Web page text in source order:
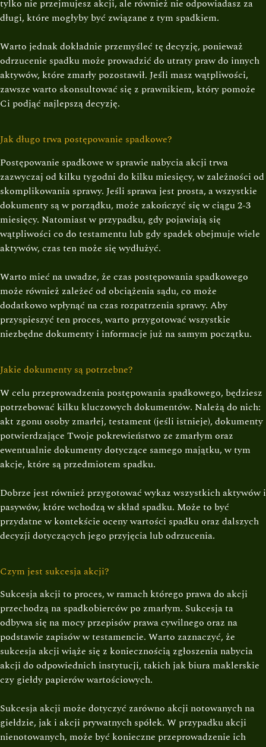
tylko nie przejmujesz akcji, ale również nie odpowiadasz za
długi, które mogłyby być związane z tym spadkiem.
Warto jednak dokładnie przemyśleć tę decyzję, ponieważ
odrzucenie spadku może prowadzić do utraty praw do innych
aktywów, które zmarły pozostawił. Jeśli masz wątpliwości,
zawsze warto skonsultować się z prawnikiem, który pomoże
Ci podjąć najlepszą decyzję.
Jak długo trwa postępowanie spadkowe?
Postępowanie spadkowe w sprawie nabycia akcji trwa
zazwyczaj od kilku tygodni do kilku miesięcy, w zależności od
skomplikowania sprawy. Jeśli sprawa jest prosta, a wszystkie
dokumenty są w porządku, może zakończyć się w ciągu 2-3
miesięcy. Natomiast w przypadku, gdy pojawiają się
wątpliwości co do testamentu lub gdy spadek obejmuje wiele
aktywów, czas ten może się wydłużyć.
Warto mieć na uwadze, że czas postępowania spadkowego
może również zależeć od obciążenia sądu, co może
dodatkowo wpłynąć na czas rozpatrzenia sprawy. Aby
przyspieszyć ten proces, warto przygotować wszystkie
niezbędne dokumenty i informacje już na samym początku.
Jakie dokumenty są potrzebne?
W celu przeprowadzenia postępowania spadkowego, będziesz
potrzebować kilku kluczowych dokumentów. Należą do nich:
akt zgonu osoby zmarłej, testament (jeśli istnieje), dokumenty
potwierdzające Twoje pokrewieństwo ze zmarłym oraz
ewentualnie dokumenty dotyczące samego majątku, w tym
akcje, które są przedmiotem spadku.
Dobrze jest również przygotować wykaz wszystkich aktywów i
pasywów, które wchodzą w skład spadku. Może to być
przydatne w kontekście oceny wartości spadku oraz dalszych
decyzji dotyczących jego przyjęcia lub odrzucenia.
Czym jest sukcesja akcji?
Sukcesja akcji to proces, w ramach którego prawa do akcji
przechodzą na spadkobierców po zmarłym. Sukcesja ta
odbywa się na mocy przepisów prawa cywilnego oraz na
podstawie zapisów w testamencie. Warto zaznaczyć, że
sukcesja akcji wiąże się z koniecznością zgłoszenia nabycia
akcji do odpowiednich instytucji, takich jak biura maklerskie
czy giełdy papierów wartościowych.
Sukcesja akcji może dotyczyć zarówno akcji notowanych na
giełdzie, jak i akcji prywatnych spółek. W przypadku akcji
nienotowanych, może być konieczne przeprowadzenie ich